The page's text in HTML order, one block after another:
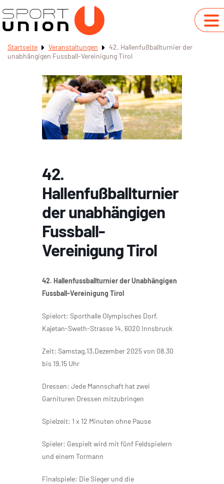
Startseite Veranstaltungen
42. Hallenfußballturnier der
unabhängigen Fussball-Vereinigung Tirol
42.
Hallenfußballturnier
der unabhängigen
Fussball-
Vereinigung Tirol
42. Hallenfussballturnier der Unabhängigen
Fussball-Vereinigung Tirol
Spielort: Sporthalle Olympisches Dorf,
Kajetan-Sweth-Strasse 14, 6020 Innsbruck
Zeit: Samstag,13.Dezember 2025 von 08.30
bis 19.15 Uhr
Dressen: Jede Mannschaft hat zwei
Garnituren Dressen mitzubringen
Spielzeit: 1 x 12 Minuten ohne Pause
Spieler: Gespielt wird mit fünf Feldspielern
und einem Tormann
Finalspiele: Die Sieger und die